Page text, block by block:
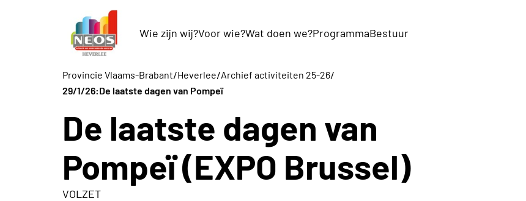
Wie zijn wij?Voor wie?Wat doen we?ProgrammaBestuur
Provincie Vlaams-Brabant/Heverlee/Archief activiteiten 25-26/
29/1/26:De laatste dagen van Pompeï
De laatste dagen van
Pompeï (EXPO Brussel)
VOLZET